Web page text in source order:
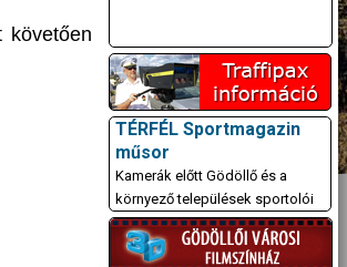
követően
TÉRFÉL Sportmagazin
műsor
Kamerák előtt Gödöllő és a
környező települések sportolói